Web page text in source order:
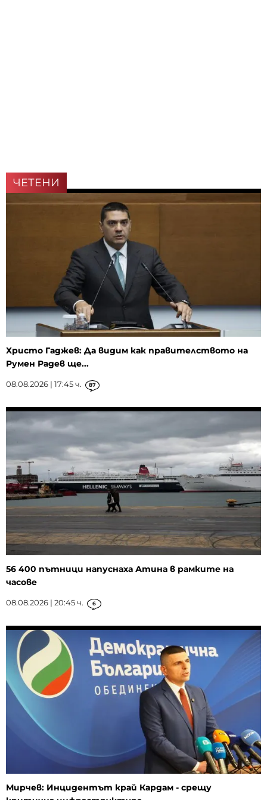
ЧЕТЕНИ
Христо Гаджев: Да видим как правителството на
Румен Радев ще...
08.08.2026 | 17:45 ч. 87
56 400 пътници напуснаха Атина в рамките на
часове
08.08.2026 | 20:45 ч. 6
Мирчев: Инцидентът край Кардам - срещу